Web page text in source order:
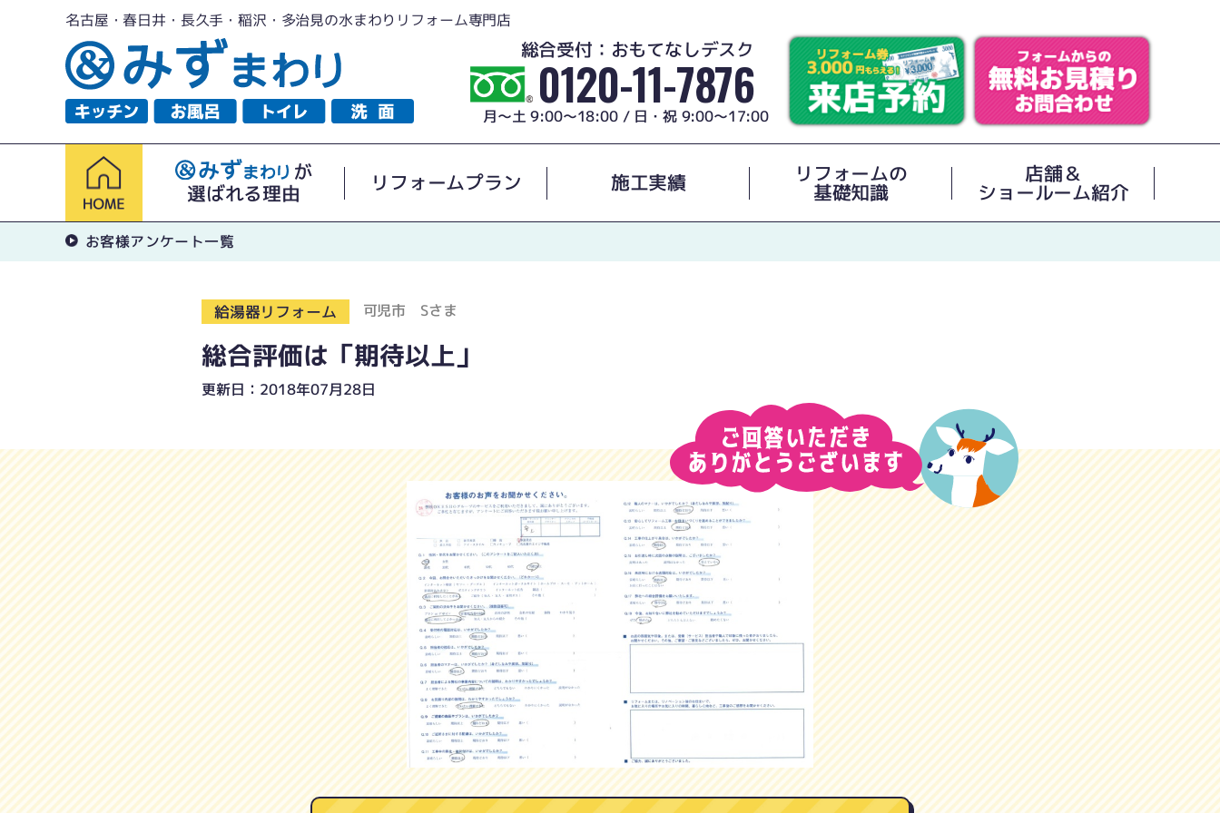
名古屋・春日井・長久手・稲沢・多治見の水まわりリフォーム専門店
総合受付：おもてなしデスク
0120-11-7876
月～土 9:00～18:00 / 日・祝 9:00～17:00
が
選ばれる理由
リフォームプラン 施工実績 リフォームの
基礎知識
店舗＆
ショールーム紹介
お客様アンケート一覧
給湯器リフォーム 可児市 Sさま
総合評価は「期待以上」
更新日：2018年07月28日